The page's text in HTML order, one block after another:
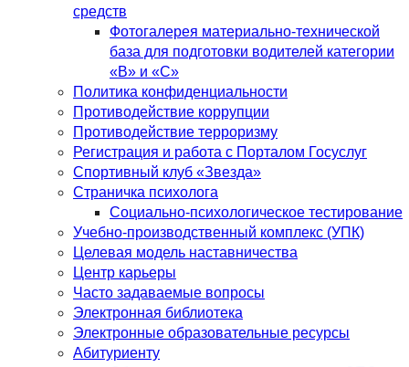
средств
Фотогалерея материально-технической
база для подготовки водителей категории
«В» и «С»
Политика конфиденциальности
Противодействие коррупции
Противодействие терроризму
Регистрация и работа с Порталом Госуслуг
Спортивный клуб «Звезда»
Страничка психолога
Социально-психологическое тестирование
Учебно-производственный комплекс (УПК)
Целевая модель наставничества
Центр карьеры
Часто задаваемые вопросы
Электронная библиотека
Электронные образовательные ресурсы
Абитуриенту